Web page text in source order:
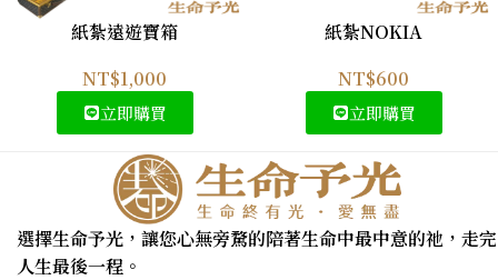
紙紮遠遊寶箱
NT$1,000
立即購買
紙紮NOKIA
NT$600
立即購買
選擇生命予光，讓您心無旁騖的陪著生命中最中意的祂，走完
人生最後一程。